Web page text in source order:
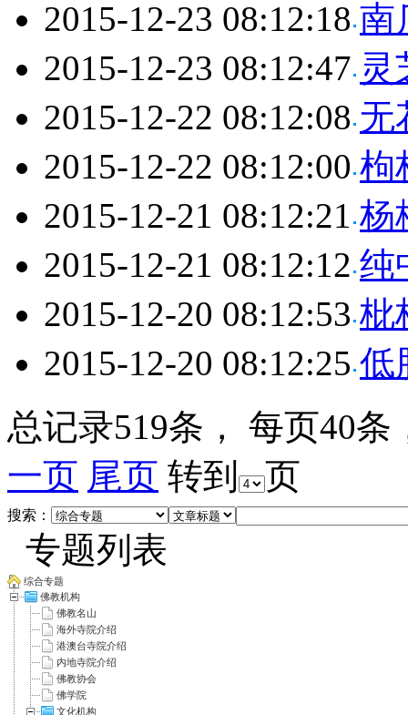
2015-12-23 08:12:18 南
2015-12-23 08:12:47 灵
2015-12-22 08:12:08 无
2015-12-22 08:12:00 枸
2015-12-21 08:12:21 杨
2015-12-21 08:12:12 纯
2015-12-20 08:12:53 枇
2015-12-20 08:12:25 低
总记录519条， 每页40
一页 尾页 转到 页
搜索：
专题列表
综合专题
佛教机构
佛教名山
海外寺院介绍
港澳台寺院介绍
内地寺院介绍
佛教协会
佛学院
文化机构